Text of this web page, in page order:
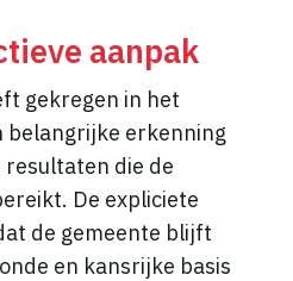
aanpak
gekregen in het
belangrijke erkenning
resultaten die de
De expliciete
de gemeente blijft
en kansrijke basis